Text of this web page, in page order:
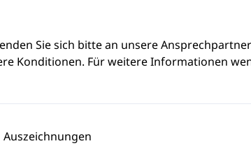
Sie sich bitte an unsere
Konditionen. Für weitere Informationen
Auszeichnungen